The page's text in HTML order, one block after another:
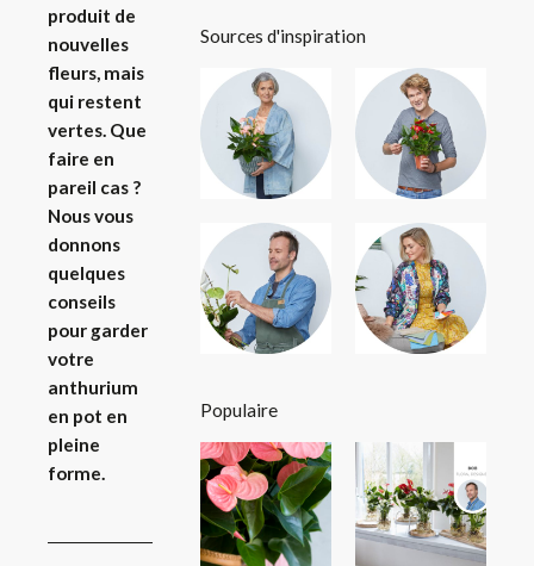
produit de
nouvelles
fleurs, mais
qui restent
vertes. Que
faire en
pareil cas ?
Nous vous
donnons
quelques
conseils
pour garder
votre
anthurium
en pot en
pleine
forme.
Sources d'inspiration
Populaire